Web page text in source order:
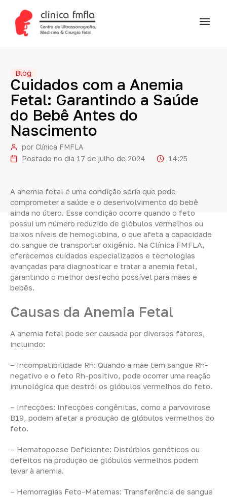
Blog
Cuidados com a Anemia
Fetal: Garantindo a Saúde
do Bebê Antes do
Nascimento
por Clínica FMFLA
Postado no dia 17 de julho de 2024 14:25
A anemia fetal é uma condição séria que pode
comprometer a saúde e o desenvolvimento do bebê
ainda no útero. Essa condição ocorre quando o feto
possui um número reduzido de glóbulos vermelhos ou
baixos níveis de hemoglobina, o que afeta a capacidade
do sangue de transportar oxigênio. Na Clínica FMFLA,
oferecemos cuidados especializados e tecnologias
avançadas para diagnosticar e tratar a anemia fetal,
garantindo o melhor desfecho possível para mães e
bebês.
Causas da Anemia Fetal
A anemia fetal pode ser causada por diversos fatores,
incluindo:
– Incompatibilidade Rh: Quando a mãe tem sangue Rh-
negativo e o feto Rh-positivo, pode ocorrer uma reação
imunológica que destrói os glóbulos vermelhos do feto.
– Infecções: Infecções congênitas, como a parvovirose
B19, podem afetar a produção de glóbulos vermelhos do
feto.
– Hematopoese Deficiente: Distúrbios genéticos ou
defeitos na produção de glóbulos vermelhos podem
levar à anemia.
– Hemorragias Feto-Maternas: Transferência de sangue